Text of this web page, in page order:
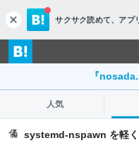
c
l
o
s
サクサク読めて、 アプ
『
人気
systemd-nspawn を軽く